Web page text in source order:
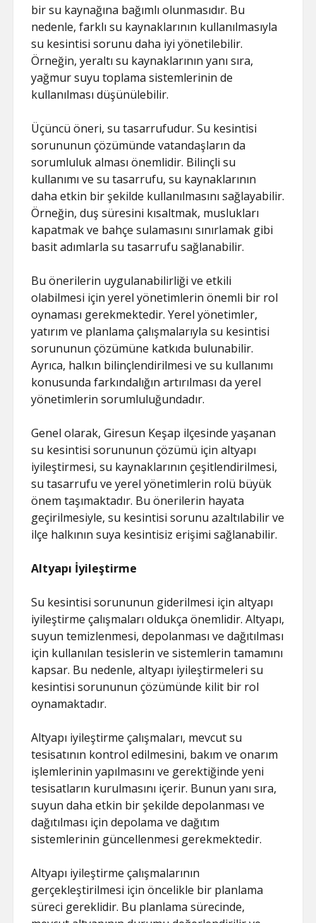
bir su kaynağına bağımlı olunmasıdır. Bu
nedenle, farklı su kaynaklarının kullanılmasıyla
su kesintisi sorunu daha iyi yönetilebilir.
Örneğin, yeraltı su kaynaklarının yanı sıra,
yağmur suyu toplama sistemlerinin de
kullanılması düşünülebilir.
Üçüncü öneri, su tasarrufudur. Su kesintisi
sorununun çözümünde vatandaşların da
sorumluluk alması önemlidir. Bilinçli su
kullanımı ve su tasarrufu, su kaynaklarının
daha etkin bir şekilde kullanılmasını sağlayabilir.
Örneğin, duş süresini kısaltmak, muslukları
kapatmak ve bahçe sulamasını sınırlamak gibi
basit adımlarla su tasarrufu sağlanabilir.
Bu önerilerin uygulanabilirliği ve etkili
olabilmesi için yerel yönetimlerin önemli bir rol
oynaması gerekmektedir. Yerel yönetimler,
yatırım ve planlama çalışmalarıyla su kesintisi
sorununun çözümüne katkıda bulunabilir.
Ayrıca, halkın bilinçlendirilmesi ve su kullanımı
konusunda farkındalığın artırılması da yerel
yönetimlerin sorumluluğundadır.
Genel olarak, Giresun Keşap ilçesinde yaşanan
su kesintisi sorununun çözümü için altyapı
iyileştirmesi, su kaynaklarının çeşitlendirilmesi,
su tasarrufu ve yerel yönetimlerin rolü büyük
önem taşımaktadır. Bu önerilerin hayata
geçirilmesiyle, su kesintisi sorunu azaltılabilir ve
ilçe halkının suya kesintisiz erişimi sağlanabilir.
Altyapı İyileştirme
Su kesintisi sorununun giderilmesi için altyapı
iyileştirme çalışmaları oldukça önemlidir. Altyapı,
suyun temizlenmesi, depolanması ve dağıtılması
için kullanılan tesislerin ve sistemlerin tamamını
kapsar. Bu nedenle, altyapı iyileştirmeleri su
kesintisi sorununun çözümünde kilit bir rol
oynamaktadır.
Altyapı iyileştirme çalışmaları, mevcut su
tesisatının kontrol edilmesini, bakım ve onarım
işlemlerinin yapılmasını ve gerektiğinde yeni
tesisatların kurulmasını içerir. Bunun yanı sıra,
suyun daha etkin bir şekilde depolanması ve
dağıtılması için depolama ve dağıtım
sistemlerinin güncellenmesi gerekmektedir.
Altyapı iyileştirme çalışmalarının
gerçekleştirilmesi için öncelikle bir planlama
süreci gereklidir. Bu planlama sürecinde,